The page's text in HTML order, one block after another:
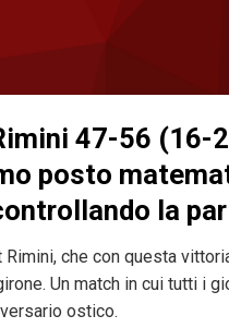
47-56 (16-
posto
la
che con questa
Un match in cui tutti i
ostico.